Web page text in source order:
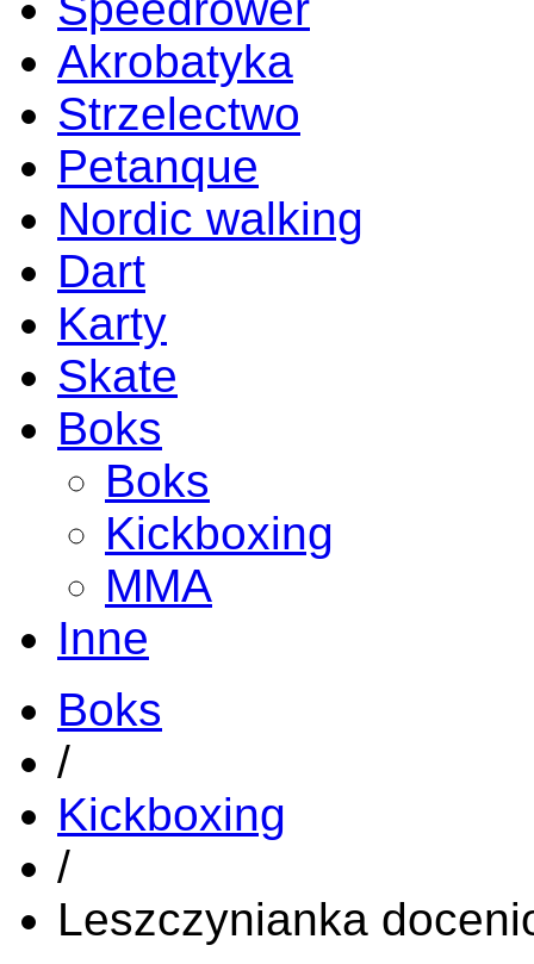
Akrobatyka
Strzelectwo
Petanque
Nordic walking
Dart
Karty
Skate
Boks
Boks
Kickboxing
MMA
Inne
Boks
/
Kickboxing
/
Leszczynianka